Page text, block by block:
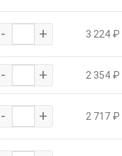
- + 3 224 ₽
- + 2 354 ₽
- + 2 717 ₽